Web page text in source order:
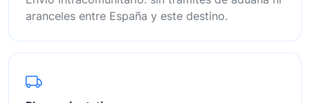
aranceles entre España y este destino.